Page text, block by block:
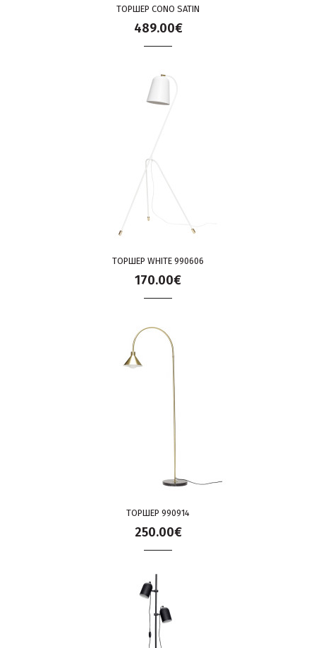
ТОРШЕР CONO SATIN
489.00€
ТОРШЕР WHITE 990606
170.00€
ТОРШЕР 990914
250.00€